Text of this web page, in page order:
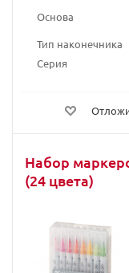
Основа
Тип наконечника
Серия
Набор
(24 цвета)